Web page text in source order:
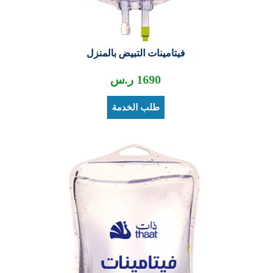
فيتامينات التبيض بالمنزل
1690 ر.س
طلب الخدمة